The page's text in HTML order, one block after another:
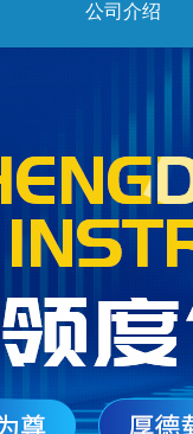
公司介绍